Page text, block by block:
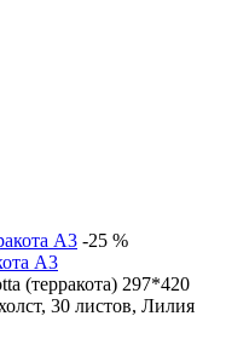
-25 %
А3
(терракота) 297*420
30 листов, Лилия